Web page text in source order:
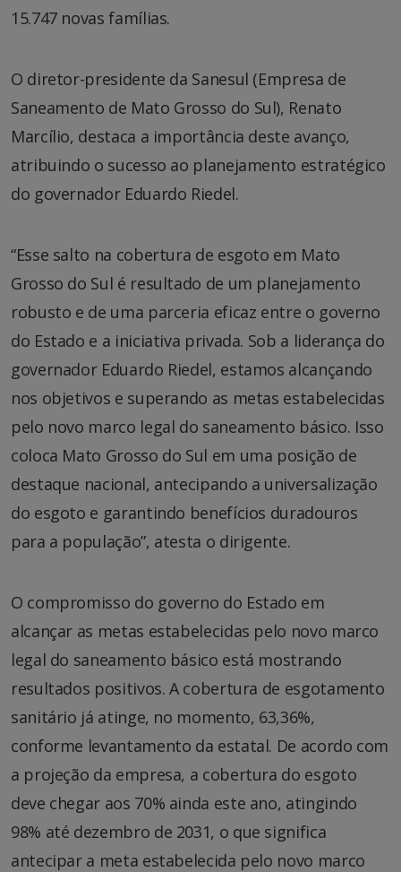
15.747 novas famílias.
O diretor-presidente da Sanesul (Empresa de
Saneamento de Mato Grosso do Sul), Renato
Marcílio, destaca a importância deste avanço,
atribuindo o sucesso ao planejamento estratégico
do governador Eduardo Riedel.
“Esse salto na cobertura de esgoto em Mato
Grosso do Sul é resultado de um planejamento
robusto e de uma parceria eficaz entre o governo
do Estado e a iniciativa privada. Sob a liderança do
governador Eduardo Riedel, estamos alcançando
nos objetivos e superando as metas estabelecidas
pelo novo marco legal do saneamento básico. Isso
coloca Mato Grosso do Sul em uma posição de
destaque nacional, antecipando a universalização
do esgoto e garantindo benefícios duradouros
para a população”, atesta o dirigente.
O compromisso do governo do Estado em
alcançar as metas estabelecidas pelo novo marco
legal do saneamento básico está mostrando
resultados positivos. A cobertura de esgotamento
sanitário já atinge, no momento, 63,36%,
conforme levantamento da estatal. De acordo com
a projeção da empresa, a cobertura do esgoto
deve chegar aos 70% ainda este ano, atingindo
98% até dezembro de 2031, o que significa
antecipar a meta estabelecida pelo novo marco